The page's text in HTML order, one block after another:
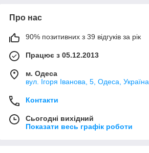
Про нас
90% позитивних з 39 відгуків за рік
Працює з 05.12.2013
м. Одеса
вул. Ігоря Іванова, 5, Одеса, Україна
Контакти
Сьогодні вихідний
Показати весь графік роботи